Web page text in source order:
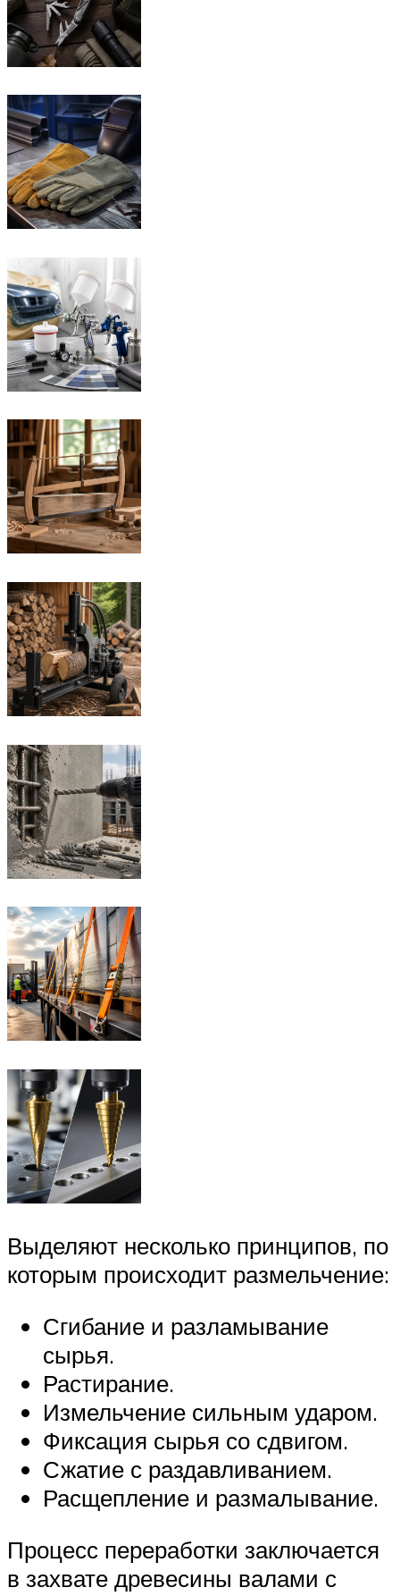
Выделяют несколько принципов, по
которым происходит размельчение:
Сгибание и разламывание
сырья.
Растирание.
Измельчение сильным ударом.
Фиксация сырья со сдвигом.
Сжатие с раздавливанием.
Расщепление и размалывание.
Процесс переработки заключается
в захвате древесины валами с